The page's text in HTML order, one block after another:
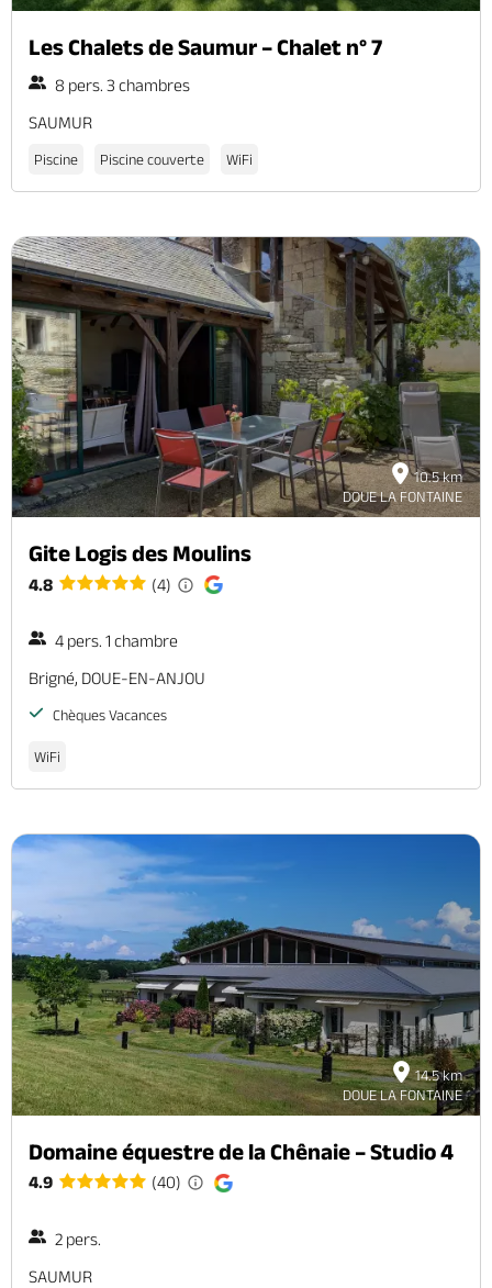
Les Chalets de Saumur – Chalet n° 7
8 pers. 3 chambres
SAUMUR
Piscine Piscine couverte WiFi
10.5 km
DOUE LA FONTAINE
Gite Logis des Moulins
4.8 (4)
4 pers. 1 chambre
Brigné, DOUE-EN-ANJOU
Chèques Vacances
WiFi
14.5 km
DOUE LA FONTAINE
Domaine équestre de la Chênaie – Studio 4
4.9 (40)
2 pers.
SAUMUR